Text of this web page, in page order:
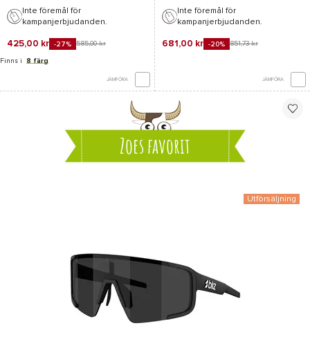
Inte föremål för
kampanjerbjudanden.
425,00 kr -27% 585,00 kr
Finns i 8 färg
JÄMFÖRA
Inte föremål för
kampanjerbjudanden.
681,00 kr -20% 851,73 kr
JÄMFÖRA
Zoes favorit
Utförsäljning